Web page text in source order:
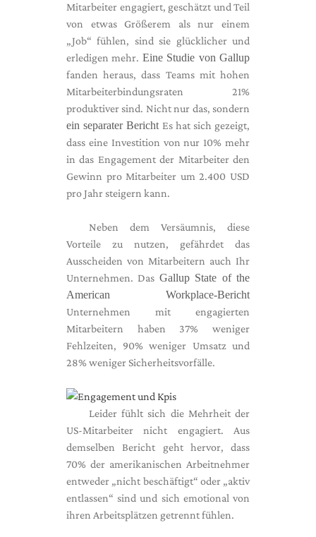
Mitarbeiter engagiert, geschätzt und Teil
von etwas Größerem als nur einem
„Job“ fühlen, sind sie glücklicher und
erledigen mehr. Eine Studie von Gallup
fanden heraus, dass Teams mit hohen
Mitarbeiterbindungsraten 21%
produktiver sind. Nicht nur das, sondern
ein separater Bericht Es hat sich gezeigt,
dass eine Investition von nur 10% mehr
in das Engagement der Mitarbeiter den
Gewinn pro Mitarbeiter um 2.400 USD
pro Jahr steigern kann.
Neben dem Versäumnis, diese
Vorteile zu nutzen, gefährdet das
Ausscheiden von Mitarbeitern auch Ihr
Unternehmen. Das Gallup State of the
American Workplace-Bericht
Unternehmen mit engagierten
Mitarbeitern haben 37% weniger
Fehlzeiten, 90% weniger Umsatz und
28% weniger Sicherheitsvorfälle.
Leider fühlt sich die Mehrheit der
US-Mitarbeiter nicht engagiert. Aus
demselben Bericht geht hervor, dass
70% der amerikanischen Arbeitnehmer
entweder „nicht beschäftigt“ oder „aktiv
entlassen“ sind und sich emotional von
ihren Arbeitsplätzen getrennt fühlen.